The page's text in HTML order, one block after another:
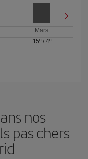
Mars
15º/ 4º
nos
pas chers